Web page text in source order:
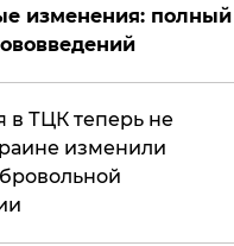
изменения: полный
в ТЦК теперь не
изменили